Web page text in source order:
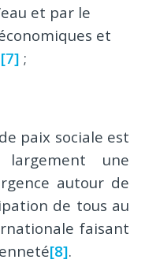
et par le
et
[7] ;
paix sociale est
largement une
autour de
de tous au
faisant
[8].